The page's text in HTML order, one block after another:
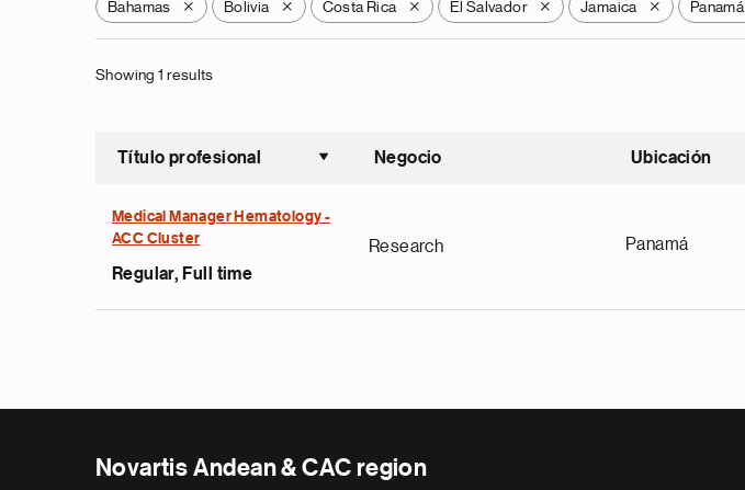
Bahamas X Bolivia X Costa Rica X El Salvador X Jamaica X Panamá
Showing 1 results
Título profesional
Ordenar ascendente
Negocio Ubicación
Medical Manager Hematology -
ACC Cluster
Regular, Full time
Research Panamá
Novartis Andean & CAC region